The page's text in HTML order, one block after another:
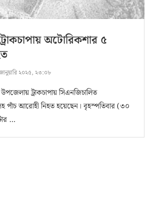
অটোরিকশার ৫
২০২৫, ২৩:০৮
ট্রাকচাপায় সিএনজিচালিত
পাঁচ আরোহী নিহত হয়েছেন। বৃহস্পতিবার (৩০
…